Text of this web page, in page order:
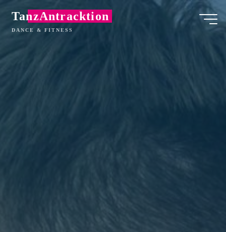
InhaltTanzAntracktion
DANCE & FITNESS